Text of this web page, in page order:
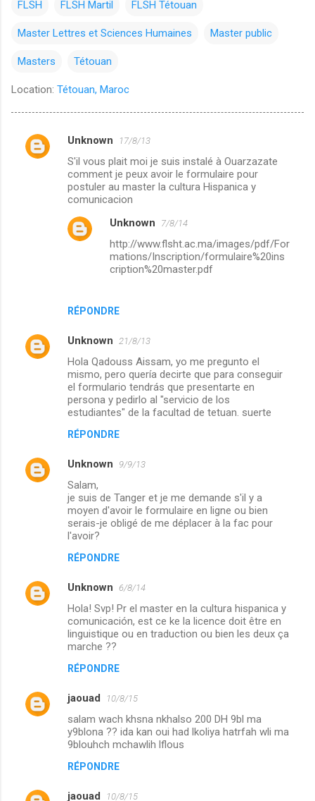
FLSH FLSH Martil FLSH Tétouan
Master Lettres et Sciences Humaines Master public
Masters Tétouan
Location: Tétouan, Maroc
C
e
Unknown 17/8/13
S'il vous plait moi je suis instalé à Ouarzazate
comment je peux avoir le formulaire pour
postuler au master la cultura Hispanica y
comunicacion
RÉPONDRE
Unknown 7/8/14
http://www.flsht.ac.ma/images/pdf/For
mations/Inscription/formulaire%20ins
cription%20master.pdf
Unknown 21/8/13
Hola Qadouss Aissam, yo me pregunto el
mismo, pero quería decirte que para conseguir
el formulario tendrás que presentarte en
persona y pedirlo al "servicio de los
estudiantes" de la facultad de tetuan. suerte
RÉPONDRE
Unknown 9/9/13
Salam,
je suis de Tanger et je me demande s'il y a
moyen d'avoir le formulaire en ligne ou bien
serais-je obligé de me déplacer à la fac pour
l'avoir?
RÉPONDRE
Unknown 6/8/14
Hola! Svp! Pr el master en la cultura hispanica y
comunicación, est ce ke la licence doit être en
linguistique ou en traduction ou bien les deux ça
marche ??
RÉPONDRE
jaouad 10/8/15
salam wach khsna nkhalso 200 DH 9bl ma
y9blona ?? ida kan oui had lkoliya hatrfah wli ma
9blouhch mchawlih lflous
RÉPONDRE
jaouad 10/8/15